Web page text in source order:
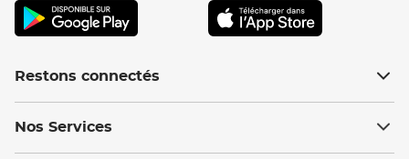
Restons connectés
Nos Services